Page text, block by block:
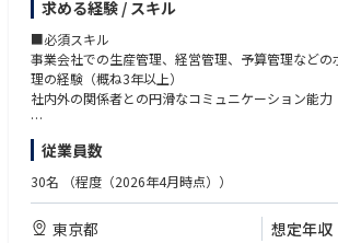
- ナレッジの型化
- 組織体制に応じてマーケティングマネージャーの
進までリード
【ブランド・事業の魅力】
■■あなたの意思決定が、ブランドを変える■■
dr365では、
ブランドコンセプトを起点に、「どんな製品をつく
で届けるか」
「どんなクリエイティブで表現するか」を自ら考
づくることができます。
長に合わせて、ちゃんと設計していく必要があります
その重要なポジションを担っていただきます。
このポジションの魅力
生産管理は、事業を支えるインフラであり、できて
領域です。
られる一方で、その重要性が十分に評価されない、
た環境に課題を感じている方も多いと思います。
GREEN SPOONでは、SCM・生産管理の重要性が経
おり、根拠をもとにした判断であれば、大きな裁
求める経験 / スキル
■必須スキル
事業会社での生産管理、経営管理、予算管理など
理の経験（概ね3年以上）
社内外の関係者との円滑なコミュニケーション能力
■歓迎スキル
自社工場を有しないメーカーでの生産管理または工
原価計算の経験
生産管理以外の領域で幅広くSCM経験の経験または
従業員数
30名 （程度（2026年4月時点））
東京都 想定年収